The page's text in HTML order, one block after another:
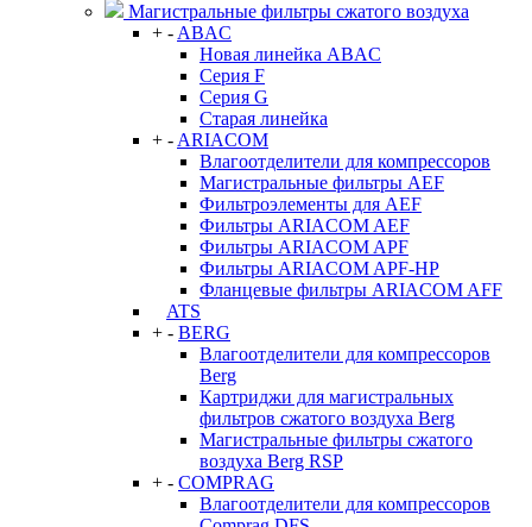
Магистральные фильтры сжатого воздуха
+ - ABAC
Новая линейка ABAC
Серия F
Серия G
Старая линейка
+ - ARIACOM
Влагоотделители для компрессоров
Магистральные фильтры AEF
Фильтроэлементы для AEF
Фильтры ARIACOM AEF
Фильтры ARIACOM APF
Фильтры ARIACOM APF-HP
Фланцевые фильтры ARIACOM AFF
ATS
+ - BERG
Влагоотделители для компрессоров
Berg
Картриджи для магистральных
фильтров сжатого воздуха Berg
Магистральные фильтры сжатого
воздуха Berg RSP
+ - COMPRAG
Влагоотделители для компрессоров